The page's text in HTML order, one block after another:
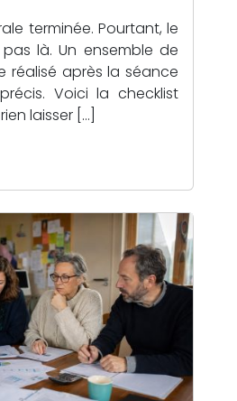
terminée. Pourtant, le
là. Un ensemble de
réalisé après la séance
Voici la checklist
laisser […]